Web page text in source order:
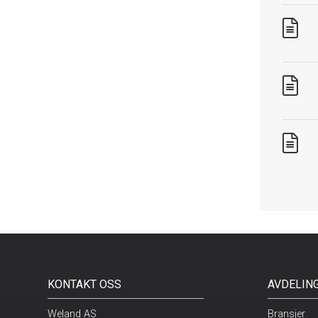
KONTAKT OSS
Weland AS Bransjer